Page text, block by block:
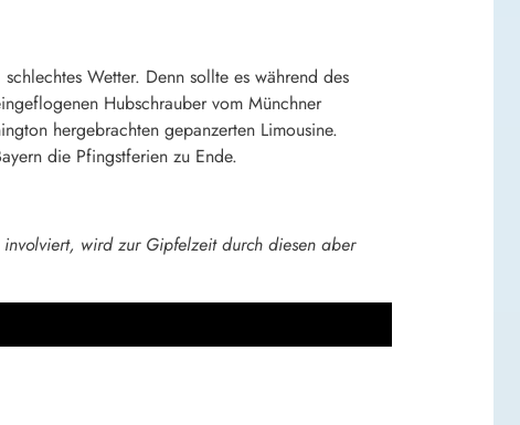
Wetter. Denn sollte es während des
Hubschrauber vom Münchner
hergebrachten gepanzerten Limousine.
die Pfingstferien zu Ende.
wird zur Gipfelzeit durch diesen aber